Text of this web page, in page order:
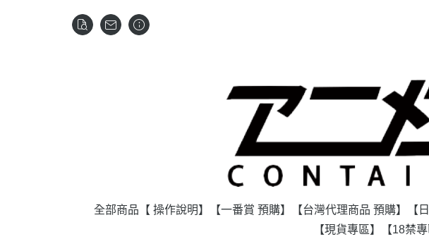
全部商品 【 操作說明】 【一番賞 預購】 【台灣代理商品 預購】 【
【現貨專區】
【18禁